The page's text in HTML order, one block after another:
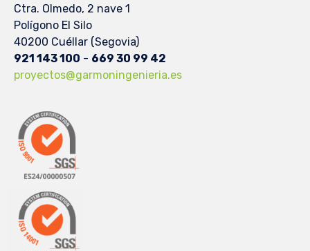
Ctra. Olmedo, 2 nave 1
Polígono El Silo
40200 Cuéllar (Segovia)
921 143 100 - 669 30 99 42
proyectos@garmoningenieria.es